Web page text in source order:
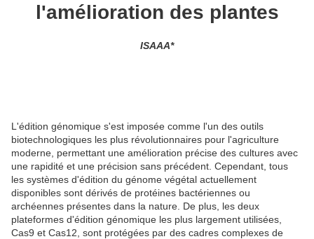
l'amélioration des plantes
ISAAA*
L'édition génomique s'est imposée comme l'un des outils
biotechnologiques les plus révolutionnaires pour l'agriculture
moderne, permettant une amélioration précise des cultures avec
une rapidité et une précision sans précédent. Cependant, tous
les systèmes d'édition du génome végétal actuellement
disponibles sont dérivés de protéines bactériennes ou
archéennes présentes dans la nature. De plus, les deux
plateformes d'édition génomique les plus largement utilisées,
Cas9 et Cas12, sont protégées par des cadres complexes de